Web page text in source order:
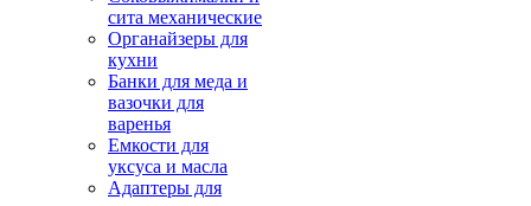
сита механические
Органайзеры для
кухни
Банки для меда и
вазочки для
варенья
Емкости для
уксуса и масла
Адаптеры для